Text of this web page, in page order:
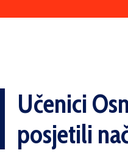
Učenici
posjetili